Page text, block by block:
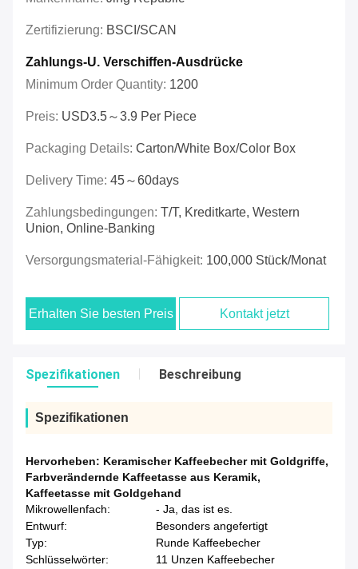
Zertifizierung: BSCI/SCAN
Zahlungs-U. Verschiffen-Ausdrücke
Minimum Order Quantity: 1200
Preis: USD3.5～3.9 Per Piece
Packaging Details: Carton/White Box/Color Box
Delivery Time: 45～60days
Zahlungsbedingungen: T/T, Kreditkarte, Western
Union, Online-Banking
Versorgungsmaterial-Fähigkeit: 100,000 Stück/Monat
Erhalten Sie besten Preis Kontakt jetzt
Spezifikationen Beschreibung
Spezifikationen
Hervorheben: Keramischer Kaffeebecher mit Goldgriffe,
Farbverändernde Kaffeetasse aus Keramik,
Kaffeetasse mit Goldgehand
Mikrowellenfach:
- Ja, das ist es.
Entwurf:
Besonders angefertigt
Typ:
Runde Kaffeebecher
Schlüsselwörter:
11 Unzen Kaffeebecher